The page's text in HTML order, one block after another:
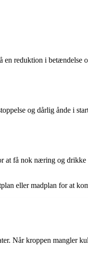
reduktion i betændelse
og dårlig ånde i
at få nok næring og
eller madplan for at
Når kroppen mangler